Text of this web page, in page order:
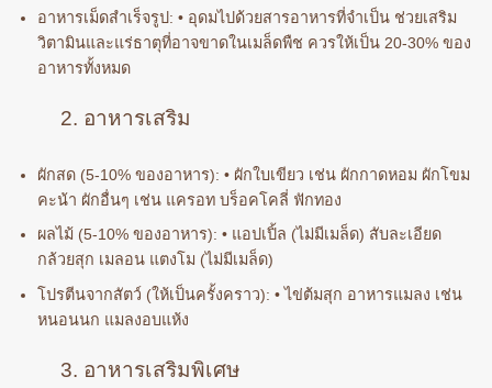
อาหารเม็ดสำเร็จรูป: • อุดมไปด้วยสารอาหารที่จำเป็น ช่วยเสริม
วิตามินและแร่ธาตุที่อาจขาดในเมล็ดพืช ควรให้เป็น 20-30% ของ
อาหารทั้งหมด
2. อาหารเสริม
ผักสด (5-10% ของอาหาร): • ผักใบเขียว เช่น ผักกาดหอม ผักโขม
คะน้า ผักอื่นๆ เช่น แครอท บร็อคโคลี่ ฟักทอง
ผลไม้ (5-10% ของอาหาร): • แอปเปิ้ล (ไม่มีเมล็ด) สับละเอียด
กล้วยสุก เมลอน แตงโม (ไม่มีเมล็ด)
โปรตีนจากสัตว์ (ให้เป็นครั้งคราว): • ไข่ต้มสุก อาหารแมลง เช่น
หนอนนก แมลงอบแห้ง
3. อาหารเสริมพิเศษ